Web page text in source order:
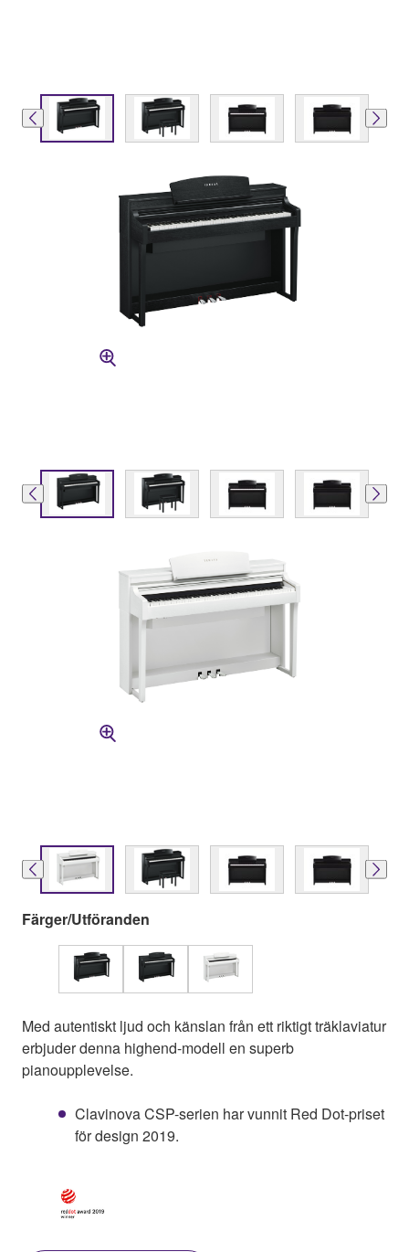
Färger/Utföranden
Med autentiskt ljud och känslan från ett riktigt träklaviatur
erbjuder denna highend-modell en superb
pianoupplevelse.
Clavinova CSP-serien har vunnit Red Dot-priset
för design 2019.